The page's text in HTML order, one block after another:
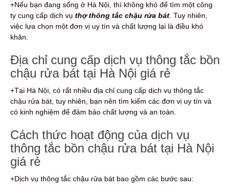
+Nếu bạn đang sống ở Hà Nội, thì không khó để tìm một công
ty cung cấp dịch vụ thợ thông tắc chậu rửa bát . Tuy nhiên,
việc lựa chọn một đơn vị uy tín và chất lượng lại là điều khó
khăn.
Địa chỉ cung cấp dịch vụ thông tắc bồn
chậu rửa bát tại Hà Nội giá rẻ
+Tại Hà Nội, có rất nhiều địa chỉ cung cấp dịch vụ thông tắc
chậu rửa bát, tuy nhiên, bạn nên tìm kiếm các đơn vị uy tín và
có kinh nghiệm để đảm bảo chất lượng và an toàn.
Cách thức hoạt động của dịch vụ
thông tắc bồn chậu rửa bát tại Hà Nội
giá rẻ
+Dịch vụ thông tắc chậu rửa bát bao gồm các bước sau: